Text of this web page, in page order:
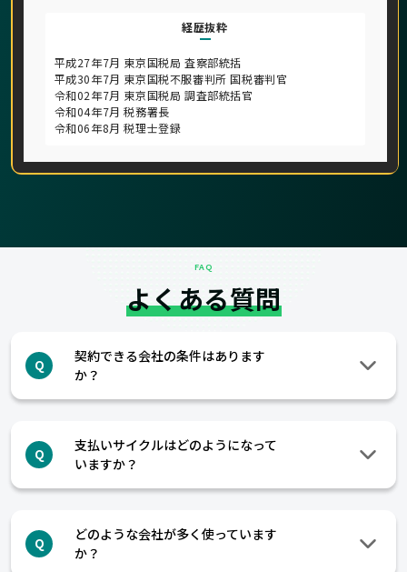
経歴抜粋
平成27年7月 東京国税局 査察部統括
平成30年7月 東京国税不服審判所 国税審判官
令和02年7月 東京国税局 調査部統括官
令和04年7月 税務署長
令和06年8月 税理士登録
FAQ
よくある質問
Q
契約できる会社の条件はあります
か？
Q
支払いサイクルはどのようになって
いますか？
Q
どのような会社が多く使っています
か？